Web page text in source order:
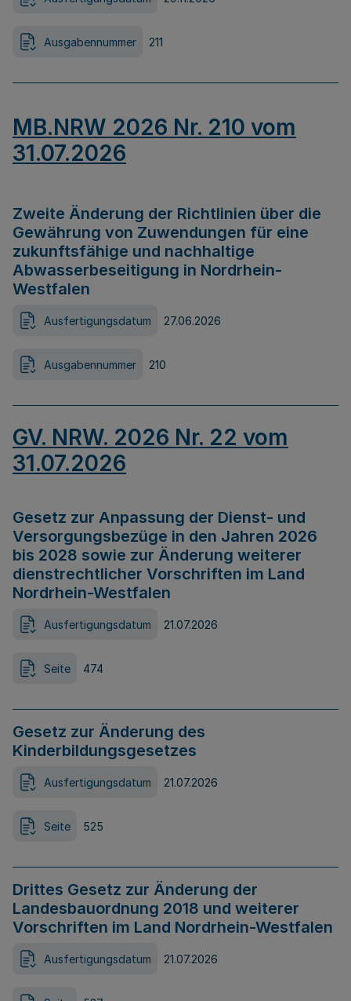
Ausgabennummer 211
MB.NRW 2026 Nr. 210 vom
31.07.2026
Zweite Änderung der Richtlinien über die
Gewährung von Zuwendungen für eine
zukunftsfähige und nachhaltige
Abwasserbeseitigung in Nordrhein-
Westfalen
Ausfertigungsdatum 27.06.2026
Ausgabennummer 210
GV. NRW. 2026 Nr. 22 vom
31.07.2026
Gesetz zur Anpassung der Dienst- und
Versorgungsbezüge in den Jahren 2026
bis 2028 sowie zur Änderung weiterer
dienstrechtlicher Vorschriften im Land
Nordrhein-Westfalen
Ausfertigungsdatum 21.07.2026
Seite 474
Gesetz zur Änderung des
Kinderbildungsgesetzes
Ausfertigungsdatum 21.07.2026
Seite 525
Drittes Gesetz zur Änderung der
Landesbauordnung 2018 und weiterer
Vorschriften im Land Nordrhein-Westfalen
Ausfertigungsdatum 21.07.2026